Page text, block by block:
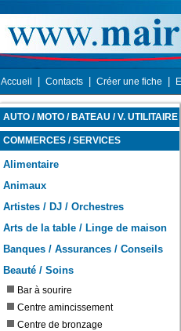
Accueil Contacts Créer une fiche
AUTO / MOTO / BATEAU / V. UTILITAIRE
COMMERCES / SERVICES
Alimentaire
Animaux
Artistes / DJ / Orchestres
Arts de la table / Linge de maison
Banques / Assurances / Conseils
Beauté / Soins
Bar à sourire
Centre amincissement
Centre de bronzage